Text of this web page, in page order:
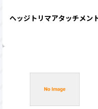
ヘッジトリマアタッチメン